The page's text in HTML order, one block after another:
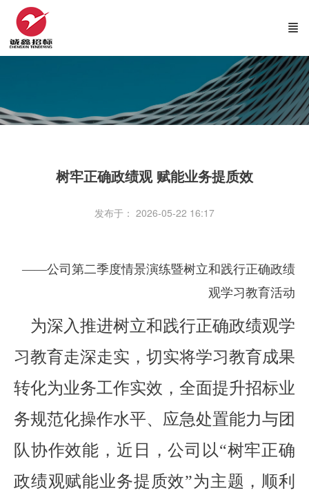
树牢正确政绩观 赋能业务提质效
发布于： 2026-05-22 16:17
——公司第二季度情景演练暨树立和践行正确政绩
观学习教育活动
为深入推进树立和践行正确政绩观学
习教育走深走实，切实将学习教育成果
转化为业务工作实效，全面提升招标业
务规范化操作水平、应急处置能力与团
队协作效能，近日，公司以“树牢正确
政绩观赋能业务提质效”为主题，顺利